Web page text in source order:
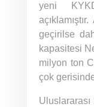
yeni
geçirilse
kapasitesi
milyon ton
çok